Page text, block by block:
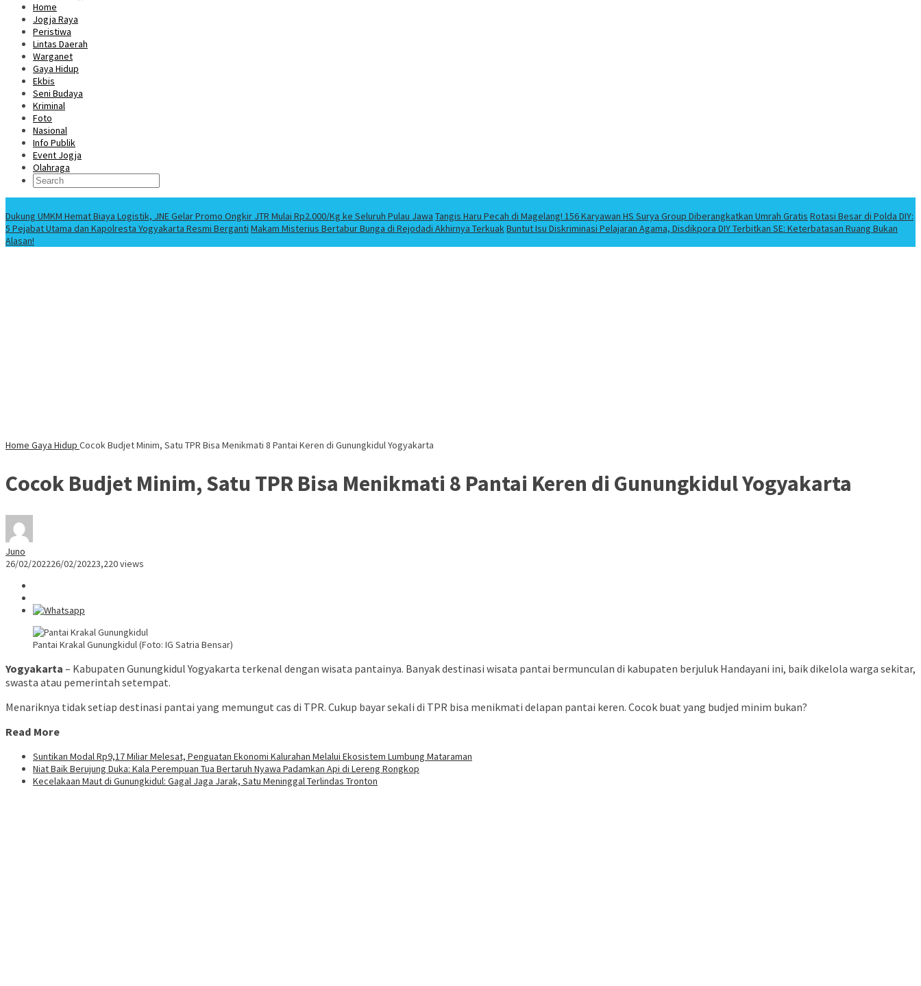
Home
Jogja Raya
Peristiwa
Lintas Daerah
Warganet
Gaya Hidup
Ekbis
Seni Budaya
Kriminal
Foto
Nasional
Info Publik
Event Jogja
Olahraga
Dukung UMKM Hemat Biaya Logistik, JNE Gelar Promo Ongkir JTR Mulai Rp2.000/Kg ke Seluruh Pulau Jawa Tangis Haru Pecah di Magelang! 156 Karyawan HS Surya Group Diberangkatkan Umrah Gratis Rotasi Besar di Polda DIY:
5 Pejabat Utama dan Kapolresta Yogyakarta Resmi Berganti Makam Misterius Bertabur Bunga di Rejodadi Akhirnya TerkuakBuntut Isu Diskriminasi Pelajaran Agama, Disdikpora DIY Terbitkan SE: Keterbatasan Ruang Bukan
Alasan!
Home Gaya Hidup Cocok Budjet Minim, Satu TPR Bisa Menikmati 8 Pantai Keren di Gunungkidul Yogyakarta
Cocok Budjet Minim, Satu TPR Bisa Menikmati 8 Pantai Keren di Gunungkidul Yogyakarta
Juno
26/02/202226/02/20223,220 views
Pantai Krakal Gunungkidul (Foto: IG Satria Bensar)
Yogyakarta – Kabupaten Gunungkidul Yogyakarta terkenal dengan wisata pantainya. Banyak destinasi wisata pantai bermunculan di kabupaten berjuluk Handayani ini, baik dikelola warga sekitar,
swasta atau pemerintah setempat.
Menariknya tidak setiap destinasi pantai yang memungut cas di TPR. Cukup bayar sekali di TPR bisa menikmati delapan pantai keren. Cocok buat yang budjed minim bukan?
Read More
Suntikan Modal Rp9,17 Miliar Melesat, Penguatan Ekonomi Kalurahan Melalui Ekosistem Lumbung Mataraman
Niat Baik Berujung Duka: Kala Perempuan Tua Bertaruh Nyawa Padamkan Api di Lereng Rongkop
Kecelakaan Maut di Gunungkidul: Gagal Jaga Jarak, Satu Meninggal Terlindas Tronton